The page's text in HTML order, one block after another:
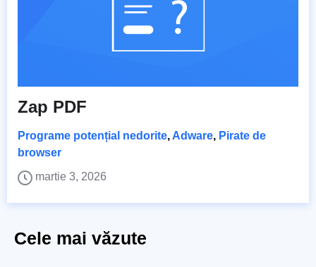
Zap PDF
Programe potențial nedorite,Adware, Pirate de
browser
martie 3, 2026
Cele mai văzute